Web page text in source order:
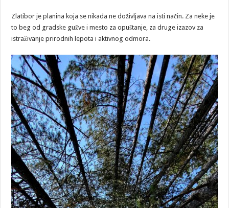
Zlatibor je planina koja se nikada ne doživljava na isti način. Za neke je
to beg od gradske gužve i mesto za opuštanje, za druge izazov za
istraživanje prirodnih lepota i aktivnog odmora.